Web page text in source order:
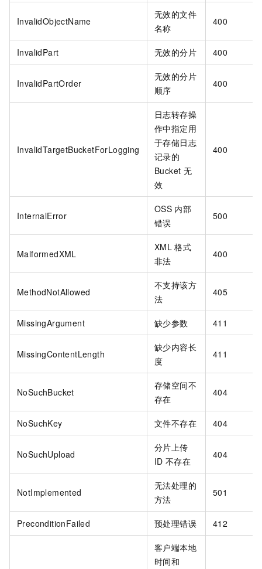
InvalidObjectName
无效的文件
名称
400
InvalidPart 无效的分片 400
InvalidPartOrder
无效的分片
顺序
400
InvalidTargetBucketForLogging
日志转存操
作中指定用
于存储日志
记录的
Bucket 无
效
400
InternalError
OSS 内部
错误
500
MalformedXML
XML 格式
非法
400
MethodNotAllowed
不支持该方
法
405
MissingArgument 缺少参数 411
MissingContentLength
缺少内容长
度
411
NoSuchBucket
存储空间不
存在
404
NoSuchKey 文件不存在 404
NoSuchUpload
分片上传
ID 不存在
404
NotImplemented
无法处理的
方法
501
PreconditionFailed 预处理错误 412
客户端本地
时间和